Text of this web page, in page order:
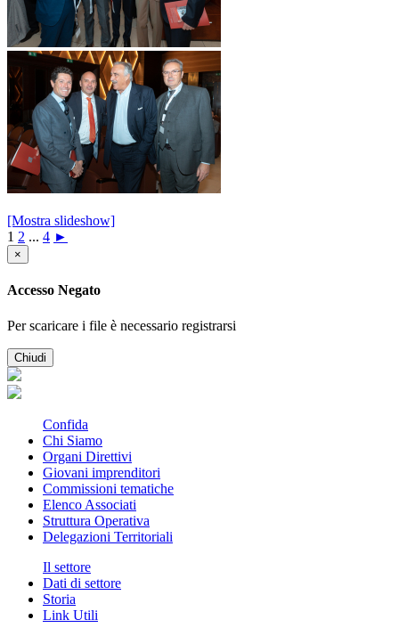
[Mostra slideshow]
1 2 ... 4 ►
×
Accesso Negato
Per scaricare i file è necessario registrarsi
Chiudi
Confida
Chi Siamo
Organi Direttivi
Giovani imprenditori
Commissioni tematiche
Elenco Associati
Struttura Operativa
Delegazioni Territoriali
Il settore
Dati di settore
Storia
Link Utili